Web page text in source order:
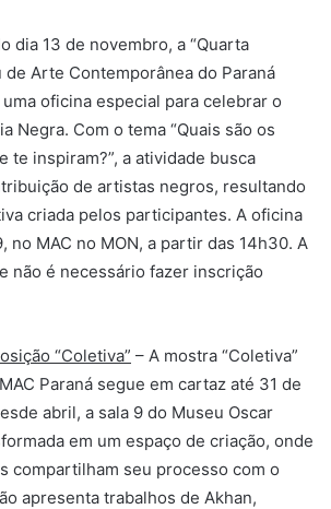
dia 13 de novembro, a “Quarta
de Arte Contemporânea do Paraná
oficina especial para celebrar o
Negra. Com o tema “Quais são os
te inspiram?”, a atividade busca
de artistas negros, resultando
criada pelos participantes. A oficina
no MAC no MON, a partir das 14h30. A
não é necessário fazer inscrição
“Coletiva” – A mostra “Coletiva”
Paraná segue em cartaz até 31 de
abril, a sala 9 do Museu Oscar
em um espaço de criação, onde
compartilham seu processo com o
apresenta trabalhos de Akhan,